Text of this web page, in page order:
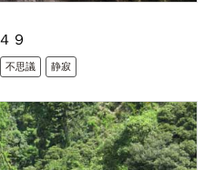
９
不思議 静寂